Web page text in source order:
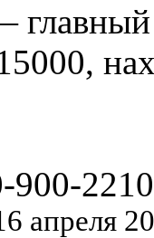
900-2210
апреля